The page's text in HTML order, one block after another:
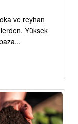
ve reyhan
Yüksek